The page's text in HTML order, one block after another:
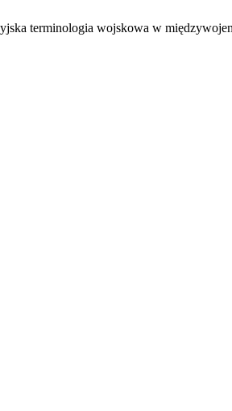
terminologia wojskowa w